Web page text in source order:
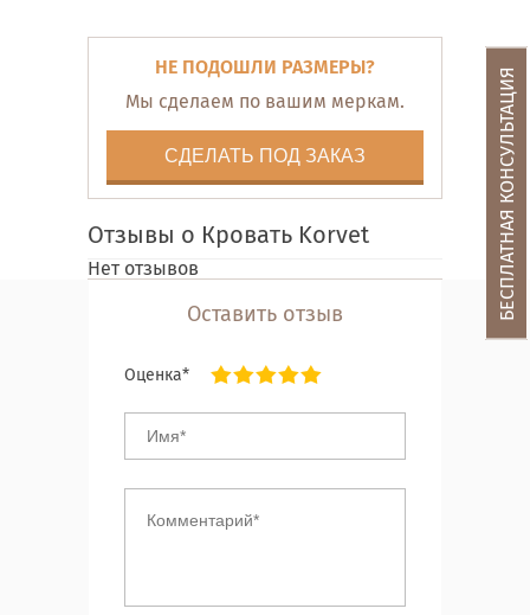
НЕ ПОДОШЛИ РАЗМЕРЫ?
Мы сделаем по вашим меркам.
СДЕЛАТЬ ПОД ЗАКАЗ
Отзывы о Кровать Korvet
Нет отзывов
Оставить отзыв
Оценка*
БЕСПЛАТНАЯ КОНСУЛЬТАЦИЯ